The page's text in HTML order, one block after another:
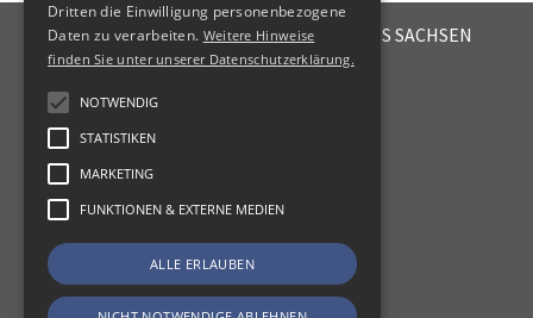
STEUERBERATERKAMMER DES FREISTAATES SACHSEN
Emil-Fuchs-Str. 2
+49 341 56336-0
kammer@sbk-sachsen.de
KONTAKT
DATENSCHUTZ
ERKLÄRUNG ZUR BARRIEREFREIHEIT
Dritten die Einwilligung personenbezogene
Daten zu verarbeiten. Weitere Hinweise
finden Sie unter unserer Datenschutzerklärung.
NOTWENDIG
STATISTIKEN
MARKETING
FUNKTIONEN & EXTERNE MEDIEN
ALLE ERLAUBEN